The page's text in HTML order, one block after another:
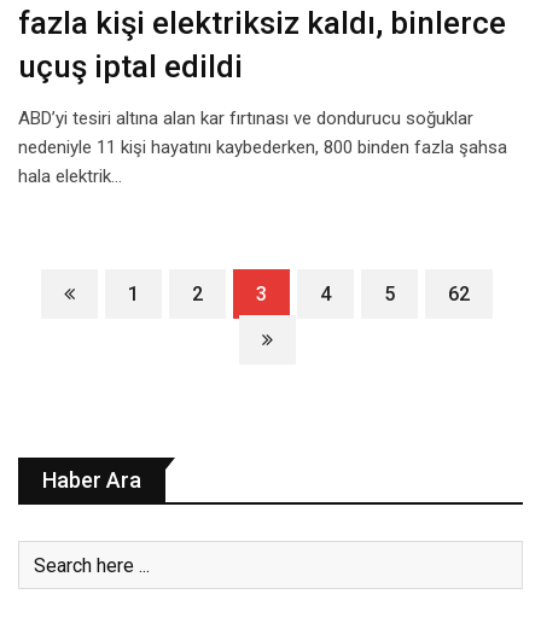
fazla kişi elektriksiz kaldı, binlerce
uçuş iptal edildi
ABD’yi tesiri altına alan kar fırtınası ve dondurucu soğuklar
nedeniyle 11 kişi hayatını kaybederken, 800 binden fazla şahsa
hala elektrik…
1 2 3 4 5 62
Haber Ara